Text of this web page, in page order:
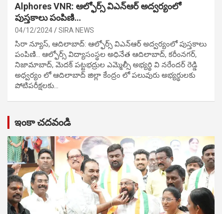
Alphores VNR: ఆల్ఫోర్స్ విఎన్ఆర్ అద్వర్యంలో
పుస్తకాలు పంపిణి…
04/12/2024 SIRA NEWS
సిరా న్యూస్, ఆదిలాబాద్: ఆల్ఫోర్స్ విఎన్ఆర్ అద్వర్యంలో పుస్తకాలు
పంపిణి… ఆల్ఫోర్స్ విద్యాసంస్థల అధినేత ఆదిలాబాద్, కరీంనగర్,
నిజామాబాద్, మెదక్ పట్టభద్రుల ఎమ్మెల్సీ అభ్యర్థి వి నరేందర్ రెడ్డి
అధ్వర్యం లో ఆదిలాబాద్ జిల్లా కేంద్రం లో పలువురు అభ్యర్థులకు
పోటిప‌రీక్ష‌ల‌కు…
ఇంకా చదవండి